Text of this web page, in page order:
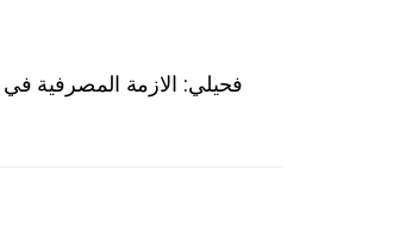
فحيلي: الازمة المصرفية في